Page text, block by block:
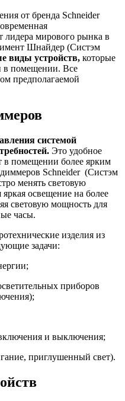
от бренда Schneider
лидера мирового рынка в
Шнайдер (Систэм
виды устройств, которые
в помещении. Все
предполагаемой
системой
Это удобное
в помещении более ярким
Schneider (Систэм
менять световую
освещение на более
световую мощность для
часы.
изделия из
задачи:
приборов
и выключения;
приглушенный свет).